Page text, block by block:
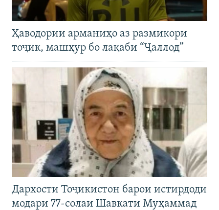
Ҳаводории арманиҳо аз размикори
тоҷик, машҳур бо лақаби “Ҷаллод”
Дархости Тоҷикистон барои истирдоди
модари 77-солаи Шавкати Муҳаммад